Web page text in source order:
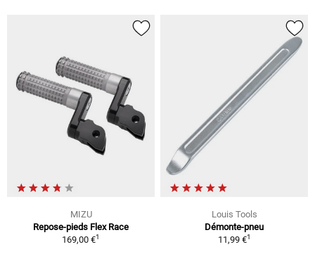
MIZU
Repose-pieds Flex Race
169,00 €1
Louis Tools
Démonte-pneu
11,99 €1